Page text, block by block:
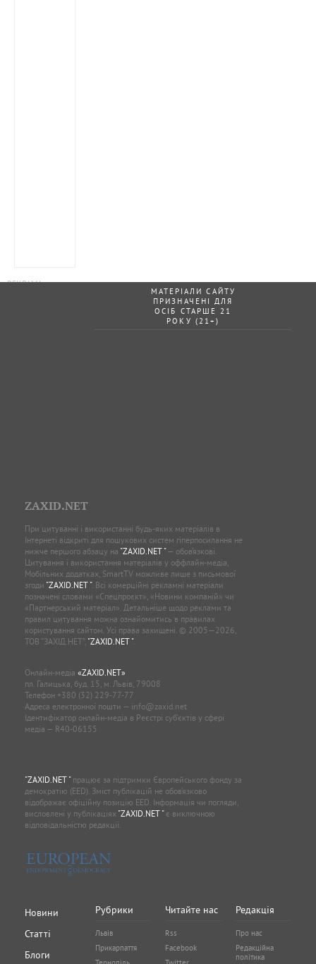
МАТЕРІАЛИ САЙТУ
ПРИЗНАЧЕНІ ДЛЯ
ОСІБ СТАРШЕ 21
РОКУ (21+)
ZAXID.NET
При цитуванні і використанні будь-яких матеріалів в
Інтернеті відкриті для пошукових систем гіперпосилання не
нижче першого абзацу на "ZAXID.NET "— обов’язкові.
Цитування і використання матеріалів у оффлайн-медіа,
Мобільних додатках, SmartTV можливе лише з письмової
згоди "ZAXID.NET ". Всі комерційні рекламні матеріали
позначені словами «Спецпроєкт», «Новини компаній» чи
«Партнерський матеріал». Детальніше щодо реклами та
правил цитування можна ознайомитись в правилах
користування сайтом. Усі права захищені. © 2005—2026,
ТОВ “ЗАХІД.НЕТ”, "ZAXID.NET ".
Онлайн-медіа «ZAXID.NET»
пл. Галицька, буд. 15, м. Львів, 79008
Телефон +380 (32) 229-77-77
Адреса електронної пошти — info@zaxid.net
Ідентифікатор онлайн-медіа в Реєстрі суб'єктів у сфері
медіа — R40-06155
"ZAXID.NET "працює за підтримки Європейського фонду за
демократію (EED). Зміст публікацій не обов’язково
відображає офіційну позицію EED. Інформація чи погляди,
висловлені у публікаціях "ZAXID.NET "є виключною
відповідальністю редакції.
Новини
Статті
Блоги
Рубрики
Львів
Прикарпаття
Читайте нас
Rss
Facebook
Редакція
Про нас
Редакційна
політика